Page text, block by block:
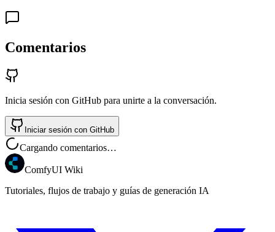
Comentarios
Inicia sesión con GitHub para unirte a la conversación.
Iniciar sesión con GitHub
Cargando comentarios…
ComfyUI Wiki
Tutoriales, flujos de trabajo y guías de generación IA